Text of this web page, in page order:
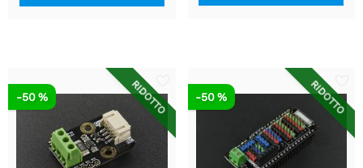
RIDOTTO
-50 % RIDOTTO
-50 %